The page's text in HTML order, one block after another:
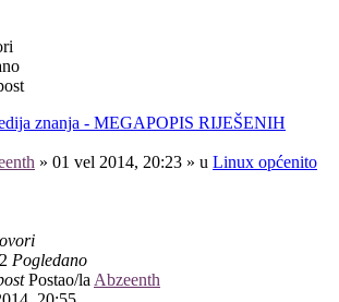
znanja - MEGAPOPIS RIJEŠENIH
» 01 vel 2014, 20:23 » u Linux općenito
Pogledano
Postao/la Abzeenth